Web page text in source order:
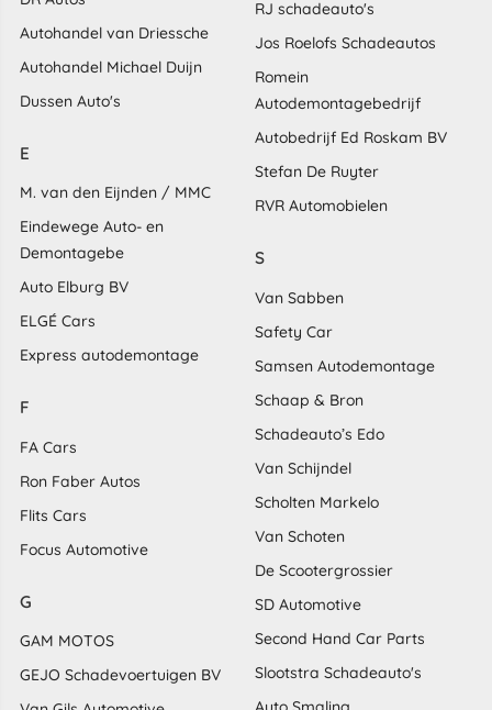
Autohandel van Driessche
Autohandel Michael Duijn
Dussen Auto's
E
M. van den Eijnden / MMC
Eindewege Auto- en
Demontagebe
Auto Elburg BV
ELGÉ Cars
Express autodemontage
F
FA Cars
Ron Faber Autos
Flits Cars
Focus Automotive
G
GAM MOTOS
GEJO Schadevoertuigen BV
RJ schadeauto's
Jos Roelofs Schadeautos
Romein
Autodemontagebedrijf
Autobedrijf Ed Roskam BV
Stefan De Ruyter
RVR Automobielen
S
Van Sabben
Safety Car
Samsen Autodemontage
Schaap & Bron
Schadeauto’s Edo
Van Schijndel
Scholten Markelo
Van Schoten
De Scootergrossier
SD Automotive
Second Hand Car Parts
Slootstra Schadeauto's